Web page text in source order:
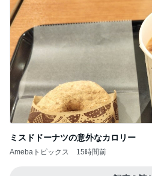
ミスドドーナツの意外なカロリー
Amebaトピックス 15時間前